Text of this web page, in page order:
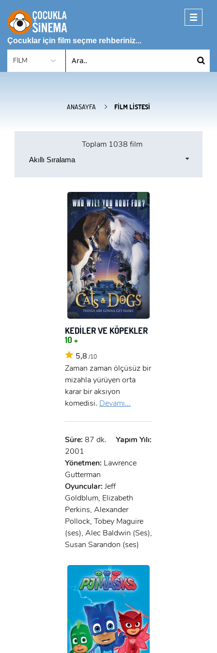
Toggle
Çocuklar için film seçme rehberiniz...
ANASAYFA FILM LISTESI
Toplam 1038 film
Akıllı Sıralama
KEDİLER VE KÖPEKLER
10 +
5,8 /10
Zaman zaman ölçüsüz bir
mizahla yürüyen orta
karar bir aksiyon
komedisi. Devamı...
Süre: 87 dk.
Yapım Yılı:
2001
Yönetmen: Lawrence
Gutterman
Oyuncular: Jeff
Goldblum, Elizabeth
Perkins, Alexander
Pollock, Tobey Maguire
(ses), Alec Baldwin (Ses),
Susan Sarandon (ses)